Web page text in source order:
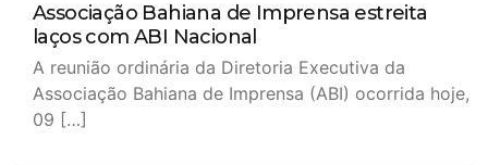
Associação Bahiana de Imprensa estreita
laços com ABI Nacional
A reunião ordinária da Diretoria Executiva da
Associação Bahiana de Imprensa (ABI) ocorrida hoje,
09 […]